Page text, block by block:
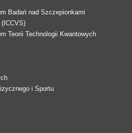
Badań nad Szczepionkami
Teorii Technologii Kwantowych
i Sportu